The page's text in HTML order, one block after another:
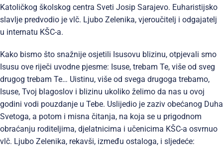
Katoličkog školskog centra Sveti Josip Sarajevo. Euharistijsko
slavlje predvodio je vlč. Ljubo Zelenika, vjeroučitelj i odgajatelj
u internatu KŠC-a.
Kako bismo što snažnije osjetili Isusovu blizinu, otpjevali smo
Isusu ove riječi uvodne pjesme: Isuse, trebam Te, više od sveg
drugog trebam Te… Uistinu, više od svega drugoga trebamo,
Isuse, Tvoj blagoslov i blizinu ukoliko želimo da nas u ovoj
godini vodi pouzdanje u Tebe. Uslijedio je zaziv obećanog Duha
Svetoga, a potom i misna čitanja, na koja se u prigodnom
obraćanju roditeljima, djelatnicima i učenicima KŠC-a osvrnuo
vlč. Ljubo Zelenika, rekavši, između ostaloga, i sljedeće: